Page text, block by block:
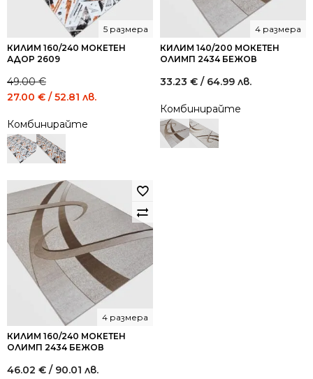
КИЛИМ 160/240 МОКЕТЕН
АДОР 2609
5 размера
49.00€
Original
was:
49.00 €
/
лв..
27.00 € / 52.81 лв.
Комбинирайте
КИЛИМ 140/200 МОКЕТЕН
ОЛИМП 2434 БЕЖОВ
4 размера
33.23 € / 64.99 лв.
Комбинирайте
КИЛИМ 160/240 МОКЕТЕН
ОЛИМП 2434 БЕЖОВ
4 размера
46.02 € / 90.01 лв.